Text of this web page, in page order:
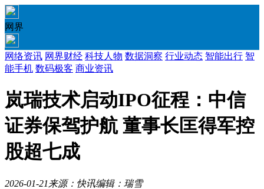
网界
网络资讯 网界财经 科技人物 数据洞察 行业动态 智能出行 智
能手机 数码极客 商业资讯
岚瑞技术启动IPO征程：中信
证券保驾护航 董事长匡得军控
股超七成
2026-01-21 来源：快讯编辑：瑞雪